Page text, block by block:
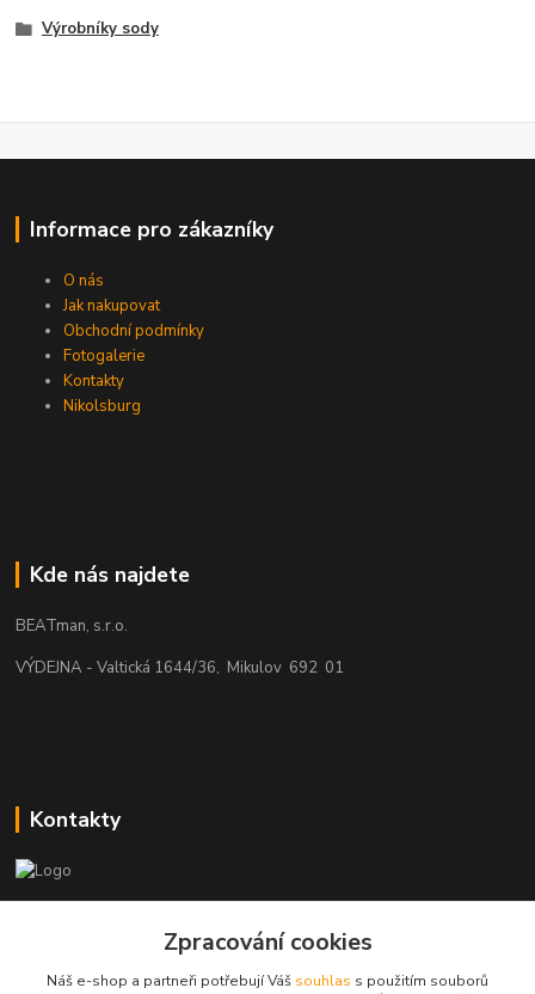
Výrobníky sody
Informace pro zákazníky
O nás
Jak nakupovat
Obchodní podmínky
Fotogalerie
Kontakty
Nikolsburg
Kde nás najdete
BEATman, s.r.o.
VÝDEJNA - Valtická 1644/36, Mikulov 692 01
Kontakty
Zpracování cookies
Náš e-shop a partneři potřebují Váš souhlas s použitím souborů